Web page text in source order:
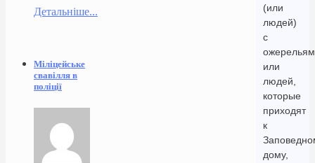
(или
людей)
с
или
людей,
которые
приходят
к
дому,
Детальніше...
Міліцейське
свавілля в
поліції